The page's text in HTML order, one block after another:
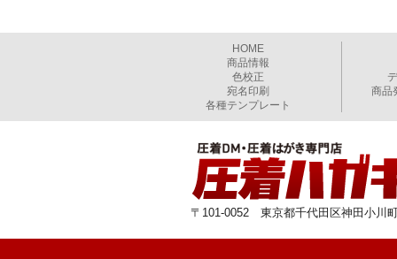
HOME
商品情報
色校正
宛名印刷
各種テンプレート
商品
〒101-0052 東京都千代田区神田小川